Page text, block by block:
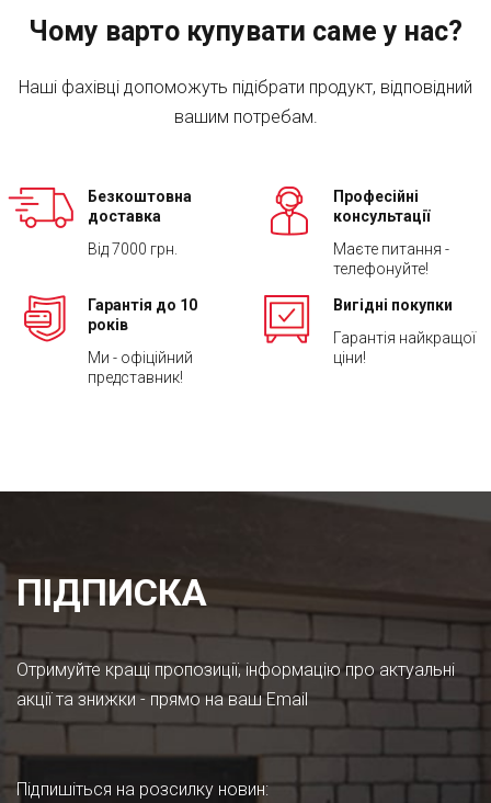
Чому варто купувати саме у нас?
Наші фахівці допоможуть підібрати продукт, відповідний
вашим потребам.
Безкоштовна
доставка
Від 7000 грн.
Професійні
консультації
Маєте питання -
телефонуйте!
Гарантія до 10
років
Ми - офіційний
представник!
Вигідні покупки
Гарантія найкращої
ціни!
ПІДПИСКА
Отримуйте кращі пропозиції, інформацію про актуальні
акції та знижки - прямо на ваш Email
Підпишіться на розсилку новин: